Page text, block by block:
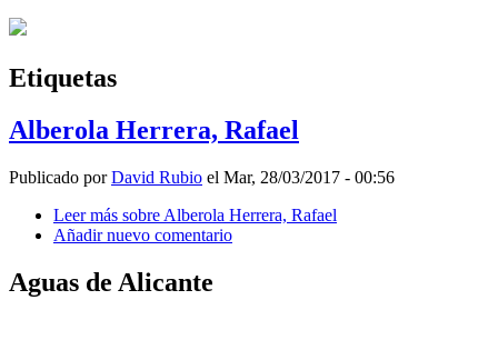
Etiquetas
Alberola Herrera, Rafael
Publicado porDavid Rubio el Mar, 28/03/2017 - 00:56
Leer más sobre Alberola Herrera, Rafael
Añadir nuevo comentario
Aguas de Alicante